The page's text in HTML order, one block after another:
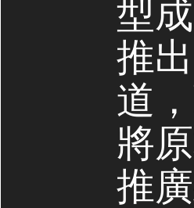
型
推
道
將
推